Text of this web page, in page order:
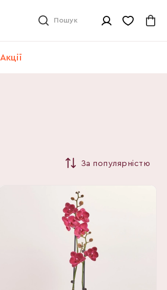
Пошук
Акції
За популярністю